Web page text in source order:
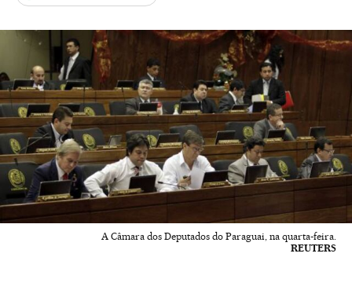
A Câmara dos Deputados do Paraguai, na quarta-feira.
REUTERS